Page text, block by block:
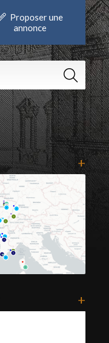
Proposer une
annonce
+
+